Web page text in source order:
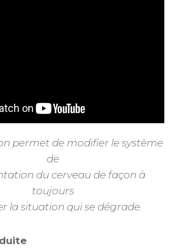
permet de modifier le système
de
du cerveau de façon à
toujours
la situation qui se dégrade.